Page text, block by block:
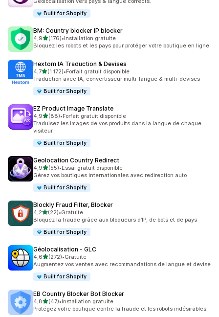
Built for Shopify
BM: Country blocker IP blocker
4,9étoile(s) sur 5
(176)
176 avis au total
•Installation gratuite
Bloquez les robots et les pays pour protéger votre boutique en ligne
Hextom IA Traduction & Devises
4,7étoile(s) sur 5
(1 172)
1172 avis au total
•Forfait gratuit disponible
Traduction avec IA, convertisseur multi-langue & multi-devises
Built for Shopify
EZ Product Image Translate
4,9étoile(s) sur 5
(88)
88 avis au total
•Forfait gratuit disponible
Traduisez les images de vos produits dans la langue de chaque
visiteur
Built for Shopify
Geolocation Country Redirect
4,9étoile(s) sur 5
(55)
55 avis au total
•Essai gratuit disponible
Gérez vos boutiques internationales avec redirection auto
Built for Shopify
Blockly Fraud Filter, Blocker
4,2étoile(s) sur 5
(22)
22 avis au total
•Gratuite
Bloquez la fraude grâce aux bloqueurs d’IP, de bots et de pays
Built for Shopify
Géolocalisation ‑ GLC
4,6étoile(s) sur 5
(272)
272 avis au total
•Gratuite
Augmentez vos ventes avec recommandations de langue et devise
Built for Shopify
EB Country Blocker Bot Blocker
4,8étoile(s) sur 5
(47)
47 avis au total
•Installation gratuite
Protégez votre boutique contre la fraude et les robots indésirables